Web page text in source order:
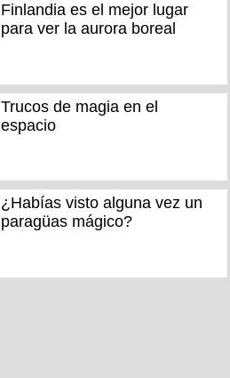
Finlandia es el mejor lugar
para ver la aurora boreal
Trucos de magia en el
espacio
¿Habías visto alguna vez un
paragüas mágico?